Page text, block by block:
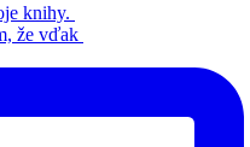
knihy.
že vďak